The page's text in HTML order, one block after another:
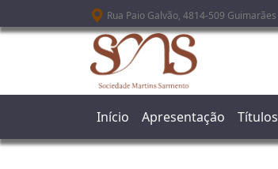
Passar para o conteúdo principal
Rua Paio Galvão, 4814-509 Guimarães
Início Apresentação Títulos